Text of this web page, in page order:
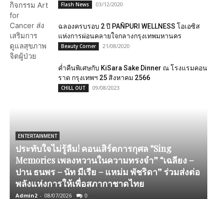
Flash News 03/12/2020
ฉลองครบรอบ 2 ปี PAÑPURI WELLNESS โอเอซิส
แห่งการผ่อนคลายใจกลางกรุงเทพมหานคร
Beauty Corner 21/08/2020
ค่ำคืนพิเศษกับ KiSara Sake Dinner ณ โรงแรมคอน
ราด กรุงเทพฯ 25 สิงหาคม 2566
CHILL OUT 09/08/2023
ENTERTAINMENT
ประทับใจไม่รู้ลืม! คอนเสิร์ตการกุศล “Sing
Memories เพลงหวานในความทรงจำ” “เฉลียง –
ปาน ธนพร – นัท มีเรีย – แหม่ม พัชริดา” ร่วมส่งต่อ
พลังแห่งการให้เพื่อสภากาชาดไทย
Admin2 - 08/07/2026 0